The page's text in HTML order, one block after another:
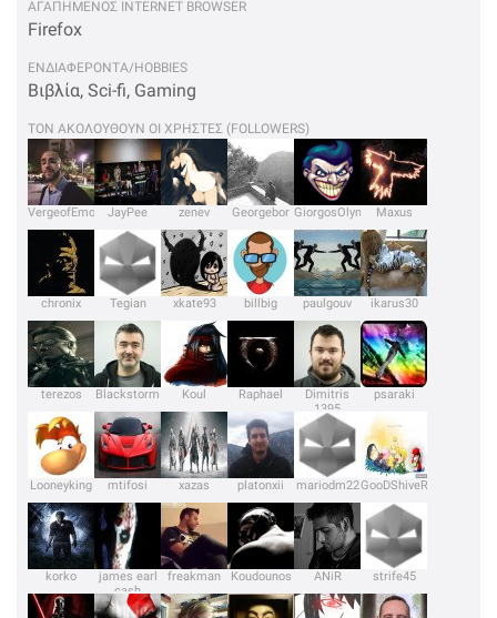
ΑΓΑΠΗΜΕΝΟΣ INTERNET BROWSER
Firefox
ΕΝΔΙΑΦΕΡΟΝΤΑ/HOBBIES
Βιβλία, Sci-fi, Gaming
ΤΟΝ ΑΚΟΛΟΥΘΟΥΝ ΟΙ ΧΡΗΣΤΕΣ (FOLLOWERS)
VergeofEmotionsJayPee zenev Georgebor GiorgosOlympiosMaxus
chronix Tegian xkate93 billbig paulgouv ikarus30
terezos Blackstorm Koul Raphael
Dimitris
1395
psaraki
Looneyking mtifosi xazas platonxii mariodm22GooDShiveR
korko
james earl
cash
freakman Koudounos ANiR strife45